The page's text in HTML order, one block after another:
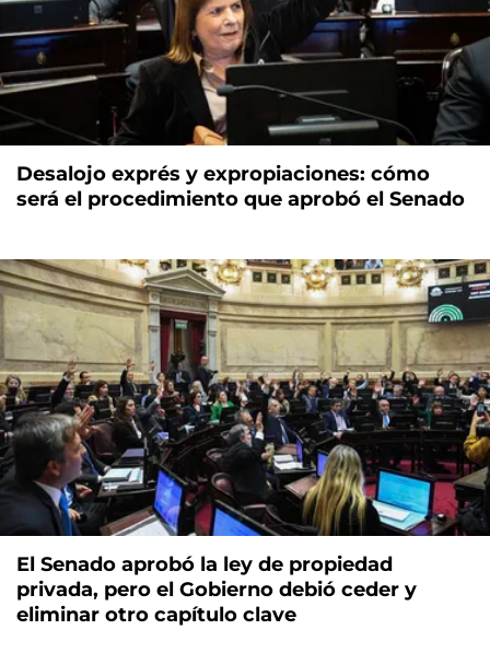
Desalojo exprés y expropiaciones: cómo
será el procedimiento que aprobó el Senado
El Senado aprobó la ley de propiedad
privada, pero el Gobierno debió ceder y
eliminar otro capítulo clave